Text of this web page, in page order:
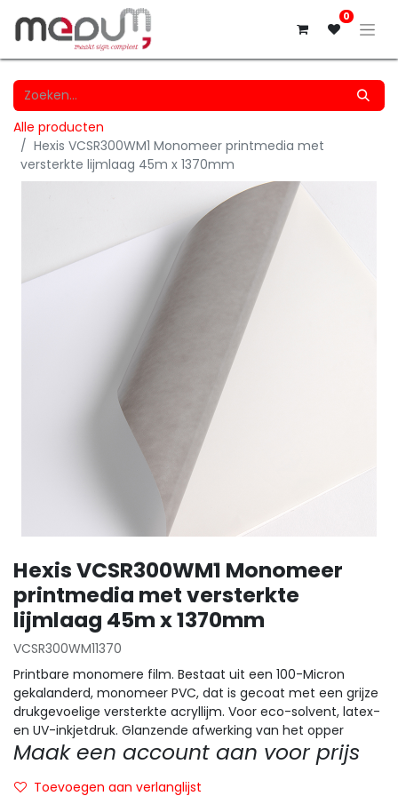
0
Alle producten
Hexis VCSR300WM1 Monomeer printmedia met
versterkte lijmlaag 45m x 1370mm
Hexis VCSR300WM1 Monomeer
printmedia met versterkte
lijmlaag 45m x 1370mm
VCSR300WM11370
Printbare monomere film. Bestaat uit een 100-Micron
gekalanderd, monomeer PVC, dat is gecoat met een grijze
drukgevoelige versterkte acryllijm. Voor eco-solvent, latex-
en UV-inkjetdruk. Glanzende afwerking van het opper
Maak een account aan voor prijs
Toevoegen aan verlanglijst